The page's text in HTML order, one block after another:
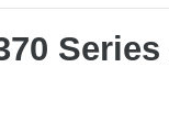
Series